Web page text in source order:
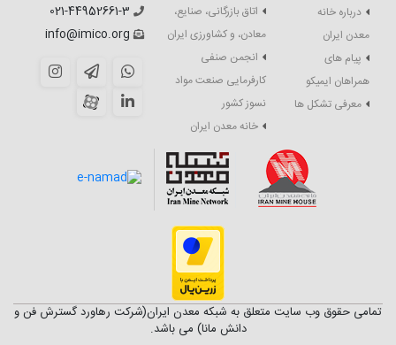
درباره خانه
معدن ایران
پیام های
همراهان ایمیکو
معرفی تشکل ها
اتاق بازرگانی، صنایع،
معادن، و کشاورزی ایران
انجمن صنفی
کارفرمایی صنعت مواد
نسوز کشور
خانه معدن ایران
021-44952661-3
info@imico.org
تمامی حقوق وب سایت متعلق به شبکه معدن ایران(شرکت رهاورد گسترش فن و
دانش مانا) می باشد.